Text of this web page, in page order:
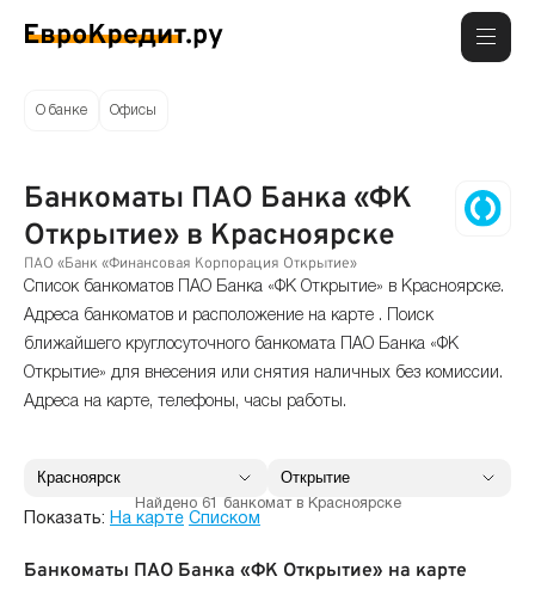
О банке Офисы
Банкоматы ПАО Банка «ФК
Открытие» в Красноярске
ПАО «Банк «Финансовая Корпорация Открытие»
Список банкоматов ПАО Банка «ФК Открытие» в Красноярске.
Адреса банкоматов и расположение на карте . Поиск
ближайшего круглосуточного банкомата ПАО Банка «ФК
Открытие» для внесения или снятия наличных без комиссии.
Адреса на карте, телефоны, часы работы.
Найдено 61 банкомат в Красноярске
Показать: На карте Списком
Банкоматы ПАО Банка «ФК Открытие» на карте